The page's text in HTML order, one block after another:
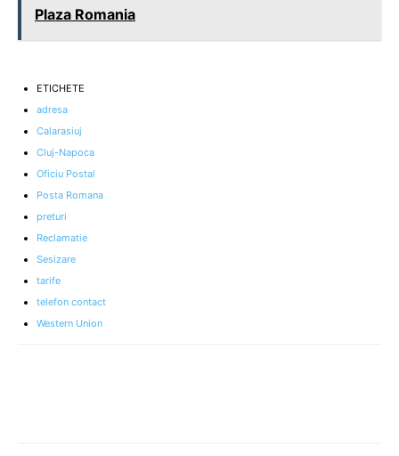
Plaza Romania
ETICHETE
adresa
Calarasiuj
Cluj-Napoca
Oficiu Postal
Posta Romana
preturi
Reclamatie
Sesizare
tarife
telefon contact
Western Union